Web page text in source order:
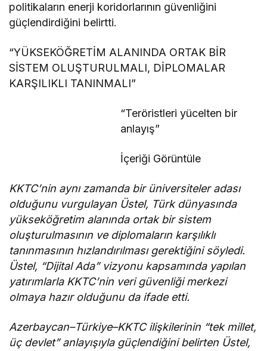
politikaların enerji koridorlarının güvenliğini
güçlendirdiğini belirtti.
“YÜKSEKÖĞRETİM ALANINDA ORTAK BİR
SİSTEM OLUŞTURULMALI, DİPLOMALAR
KARŞILIKLI TANINMALI”
“Teröristleri yücelten bir
anlayış”
İçeriği Görüntüle
KKTC’nin aynı zamanda bir üniversiteler adası
olduğunu vurgulayan Üstel, Türk dünyasında
yükseköğretim alanında ortak bir sistem
oluşturulmasının ve diplomaların karşılıklı
tanınmasının hızlandırılması gerektiğini söyledi.
Üstel, “Dijital Ada” vizyonu kapsamında yapılan
yatırımlarla KKTC’nin veri güvenliği merkezi
olmaya hazır olduğunu da ifade etti.
Azerbaycan–Türkiye–KKTC ilişkilerinin “tek millet,
üç devlet” anlayışıyla güçlendiğini belirten Üstel,